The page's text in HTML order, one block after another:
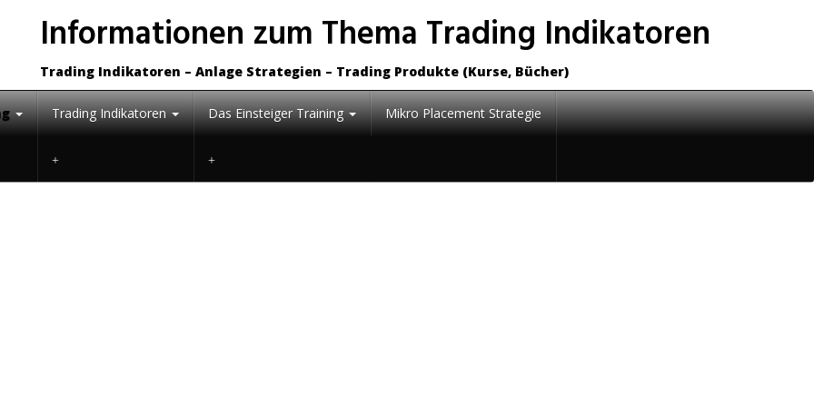
Informationen zum Thema Trading Indikatoren
Trading Indikatoren – Anlage Strategien – Trading Produkte (Kurse, Bücher)
Trading Indikatoren Das Einsteiger Training Mikro Placement Strategie